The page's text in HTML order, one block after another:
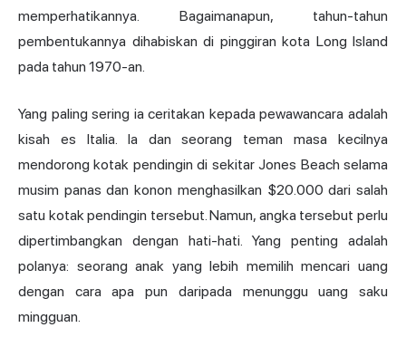
memperhatikannya. Bagaimanapun, tahun-tahun
pembentukannya dihabiskan di pinggiran kota Long Island
pada tahun 1970-an.
Yang paling sering ia ceritakan kepada pewawancara adalah
kisah es Italia. Ia dan seorang teman masa kecilnya
mendorong kotak pendingin di sekitar Jones Beach selama
musim panas dan konon menghasilkan $20.000 dari salah
satu kotak pendingin tersebut. Namun, angka tersebut perlu
dipertimbangkan dengan hati-hati. Yang penting adalah
polanya: seorang anak yang lebih memilih mencari uang
dengan cara apa pun daripada menunggu uang saku
mingguan.